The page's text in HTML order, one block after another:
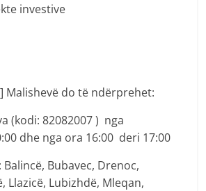
investive
Malishevë do të ndërprehet:
(kodi: 82082007 ) nga
dhe nga ora 16:00 deri 17:00
Bubavec, Drenoc,
Llazicë, Lubizhdë, Mleqan,